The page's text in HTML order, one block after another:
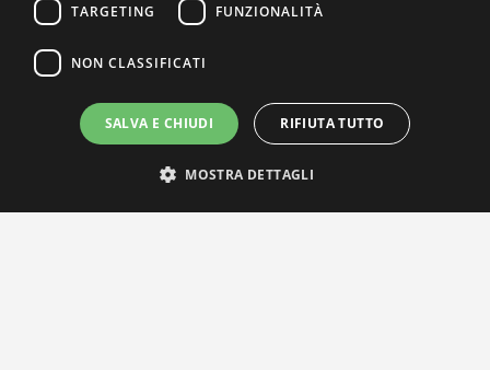
TARGETING FUNZIONALITÀ
NON CLASSIFICATI
SALVA E CHIUDI RIFIUTA TUTTO
MOSTRA DETTAGLI